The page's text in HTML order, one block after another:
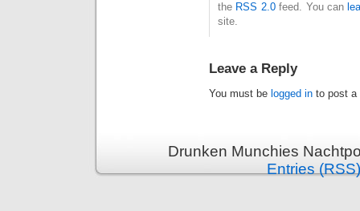
the RSS 2.0feed. You can
site.
Leave a Reply
You must be logged in to post a
Drunken Munchies
Entries (RSS)